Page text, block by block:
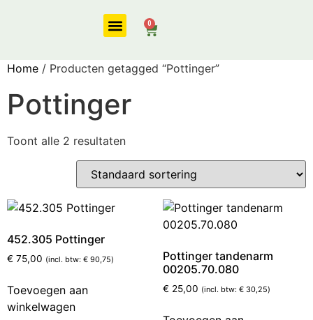
0
Home / Producten getagged “Pottinger”
Pottinger
Toont alle 2 resultaten
452.305 Pottinger
€ 75,00 (incl. btw: € 90,75)
Toevoegen aan
winkelwagen
Pottinger tandenarm
00205.70.080
€ 25,00 (incl. btw: €30,25)